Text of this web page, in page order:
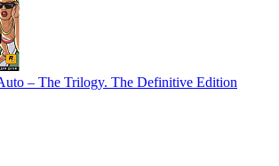
– The Trilogy. The Definitive Edition